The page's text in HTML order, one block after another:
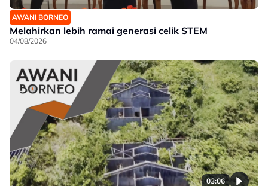
AWANI BORNEO
Melahirkan lebih ramai generasi celik STEM
04/08/2026
03:06